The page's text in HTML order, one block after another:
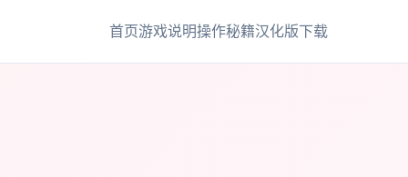
首页游戏说明操作秘籍汉化版下载